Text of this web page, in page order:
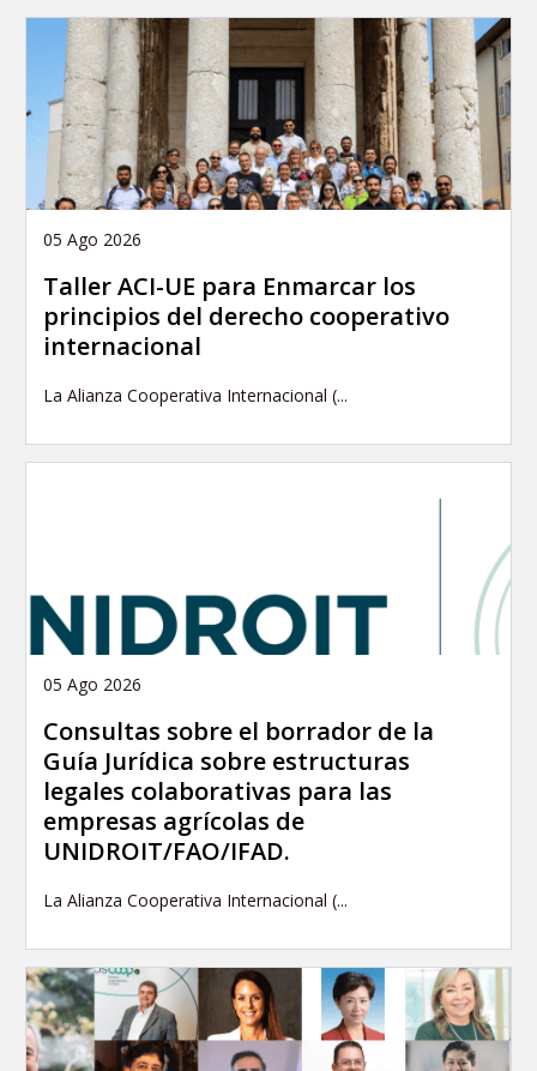
05 Ago 2026
Taller ACI-UE para Enmarcar los
principios del derecho cooperativo
internacional
La Alianza Cooperativa Internacional (...
05 Ago 2026
Consultas sobre el borrador de la
Guía Jurídica sobre estructuras
legales colaborativas para las
empresas agrícolas de
UNIDROIT/FAO/IFAD.
La Alianza Cooperativa Internacional (...